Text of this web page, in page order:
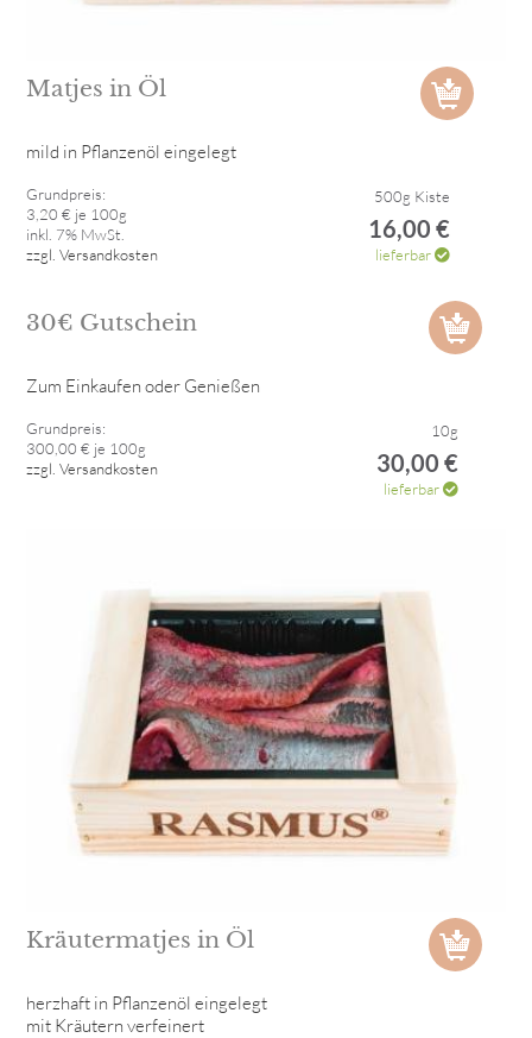
Matjes in Öl
mild in Pflanzenöl eingelegt
Grundpreis:
3,20 € je 100g
inkl. 7% MwSt.
zzgl. Versandkosten
500g Kiste
16,00 €
lieferbar
30€ Gutschein
Zum Einkaufen oder Genießen
Grundpreis:
300,00 € je 100g
zzgl. Versandkosten
10g
30,00 €
lieferbar
Kräutermatjes in Öl
herzhaft in Pflanzenöl eingelegt
mit Kräutern verfeinert